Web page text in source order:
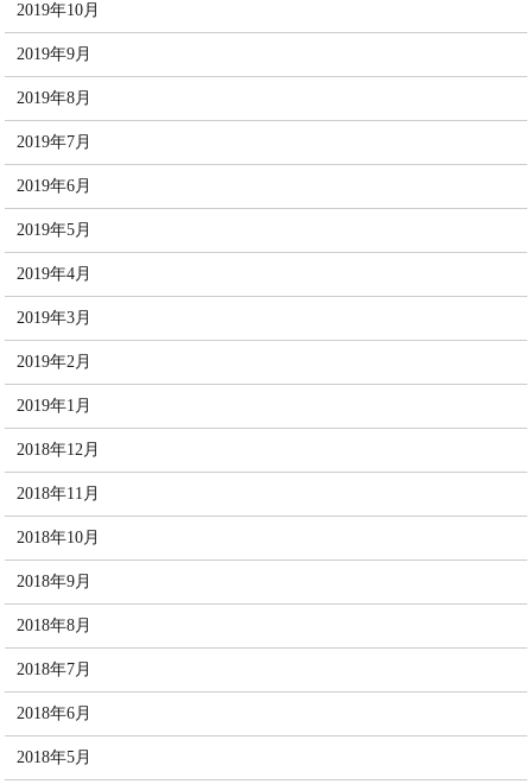
2019年10月
2019年9月
2019年8月
2019年7月
2019年6月
2019年5月
2019年4月
2019年3月
2019年2月
2019年1月
2018年12月
2018年11月
2018年10月
2018年9月
2018年8月
2018年7月
2018年6月
2018年5月